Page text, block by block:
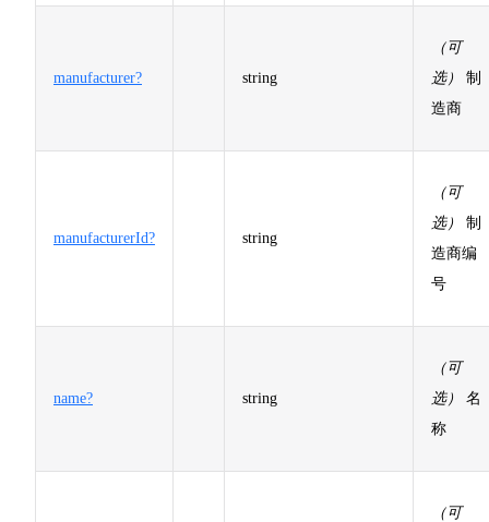
manufacturer? string
（可
选）
制
造商
manufacturerId? string
（可
选）
制
造商编
号
name? string
（可
选）
名
称
（可